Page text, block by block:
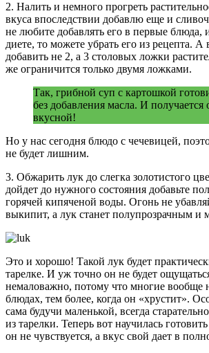
2. Налить и немного прогреть
вкуса впоследствии добавлю еще и
не любите добавлять его в первые блюда,
диете, то можете убрать его из рецепта. А
добавить не 2, а 3 столовых ложки
же ограничится только двумя ложками.
Так, грибной суп с картошкой
без добавления масла. И получается
вкусной!
Но у нас сегодня блюдо с чечевицей,
не будет лишним.
3. Обжарить лук до слегка золотистого
дойдет до нужного состояния добавьте
горячей кипяченой воды. Огонь не
выкипит, а лук станет полупрозрачным и
Это и хорошо! Такой лук будет
тарелке. И уж точно он не будет
немаловажно, потому что многие вообще
блюдах, тем более, когда он «хрустит».
сама будучи маленькой, всегда
из тарелки. Теперь вот научилась
он не чувствуется, а вкус свой дает в